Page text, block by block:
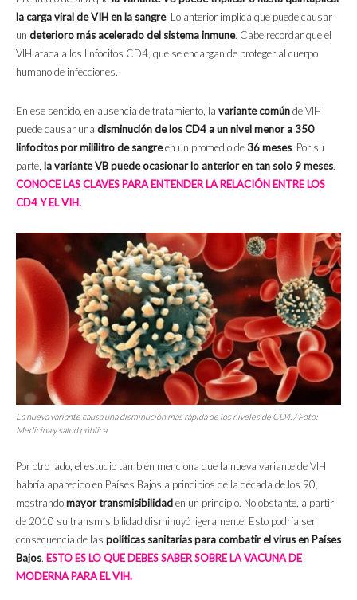
la carga viral de VIH en la sangre. Lo anterior implica que puede causar
un deterioro más acelerado del sistema inmune. Cabe recordar que el
VIH ataca a los linfocitos CD4, que se encargan de proteger al cuerpo
humano de infecciones.
En ese sentido, en ausencia de tratamiento, la variante comúnde VIH
puede causar una disminución de los CD4 a un nivel menor a 350
linfocitos por mililitro de sangreen un promedio de36 meses. Por su
parte, la variante VB puede ocasionar lo anterior en tan solo 9 meses.
CONOCE LAS CLAVES PARA ENTENDER LA RELACIÓN ENTRE LOS
CD4 Y EL VIH.
La nueva variante causa una disminución más rápida de los niveles de CD4. / Foto:
Medicina y salud pública
Por otro lado, el estudio también menciona que la nueva variante de VIH
habría aparecido en Países Bajos a principios de la década de los 90,
mostrandomayor transmisibilidaden un principio. No obstante, a partir
de 2010 su transmisibilidad disminuyó ligeramente. Esto podría ser
consecuencia de las políticas sanitarias para combatir el virus en Países
Bajos. ESTO ES LO QUE DEBES SABER SOBRE LA VACUNA DE
MODERNA PARA EL VIH.